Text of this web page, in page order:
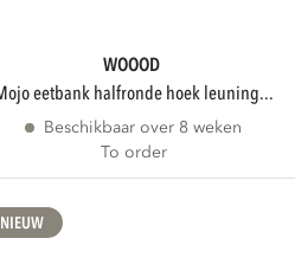
WOOOD
mojo eetbank halfronde hoek leuning...
Beschikbaar over 8 weken
To order
NIEUW